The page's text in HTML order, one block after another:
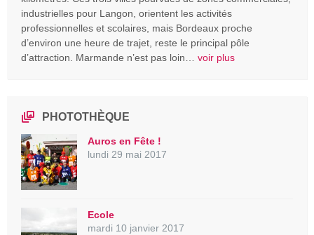
industrielles pour Langon, orientent les activités
professionnelles et scolaires, mais Bordeaux proche
d’environ une heure de trajet, reste le principal pôle
d’attraction. Marmande n’est pas loin… voir plus
PHOTOTHÈQUE
Auros en Fête !
lundi 29 mai 2017
Ecole
mardi 10 janvier 2017